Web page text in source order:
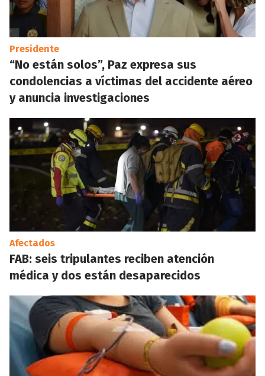
Presidente
“No están solos”, Paz expresa sus
condolencias a víctimas del accidente aéreo
y anuncia investigaciones
Afectados
FAB: seis tripulantes reciben atención
médica y dos están desaparecidos